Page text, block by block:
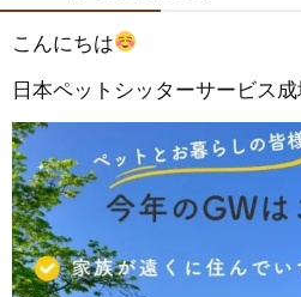
こんにちは
日本ペットシッターサービス